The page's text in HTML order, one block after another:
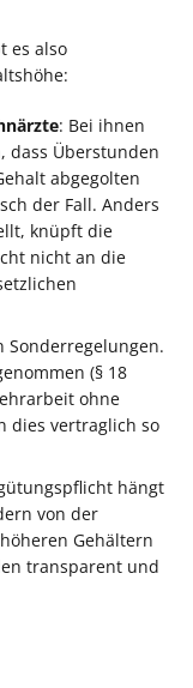
es also
: Bei ihnen
dass Überstunden
abgegolten
der Fall. Anders
knüpft die
nicht an die
Sonderregelungen.
(§ 18
ohne
dies vertraglich so
hängt
von der
Gehältern
transparent und